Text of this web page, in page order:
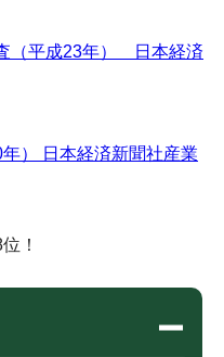
（平成23年） 日本経済
） 日本経済新聞社産業
！